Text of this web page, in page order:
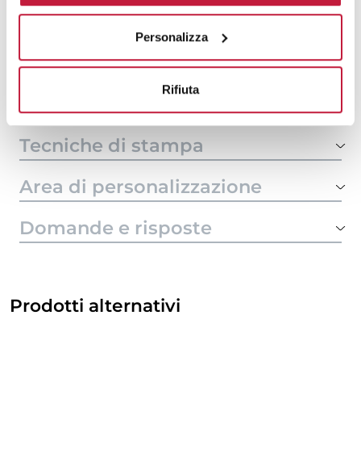
Personalizza
Rifiuta
5000 € 4,10 € 4,84
€ 4,03
Tecniche di stampa
Area di personalizzazione
Domande e risposte
Prodotti alternativi